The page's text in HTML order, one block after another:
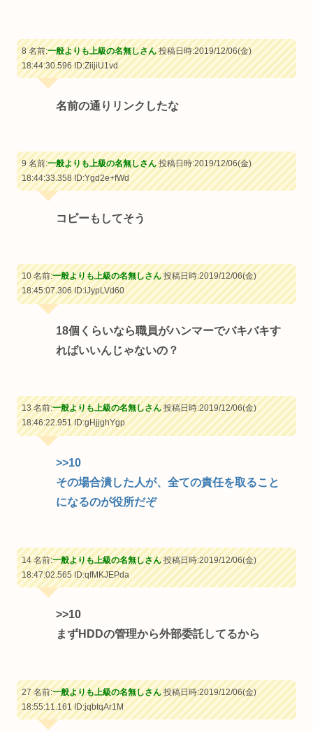
8 名前:一般よりも上級の名無しさん投稿日時:2019/12/06(金)
18:44:30.596ID:ZiijiU1vd
名前の通りリンクしたな
9 名前:一般よりも上級の名無しさん投稿日時:2019/12/06(金)
18:44:33.358ID:Ygd2e+fWd
コピーもしてそう
10 名前:一般よりも上級の名無しさん投稿日時:2019/12/06(金)
18:45:07.306ID:iJypLVd60
18個くらいなら職員がハンマーでバキバキす
ればいいんじゃないの？
13 名前:一般よりも上級の名無しさん投稿日時:2019/12/06(金)
18:46:22.951ID:gHjjghYgp
>>10
その場合潰した人が、全ての責任を取ること
になるのが役所だぞ
14 名前:一般よりも上級の名無しさん投稿日時:2019/12/06(金)
18:47:02.565ID:qfMKJEPda
>>10
まずHDDの管理から外部委託してるから
27 名前:一般よりも上級の名無しさん投稿日時:2019/12/06(金)
18:55:11.161ID:jqbtqAr1M